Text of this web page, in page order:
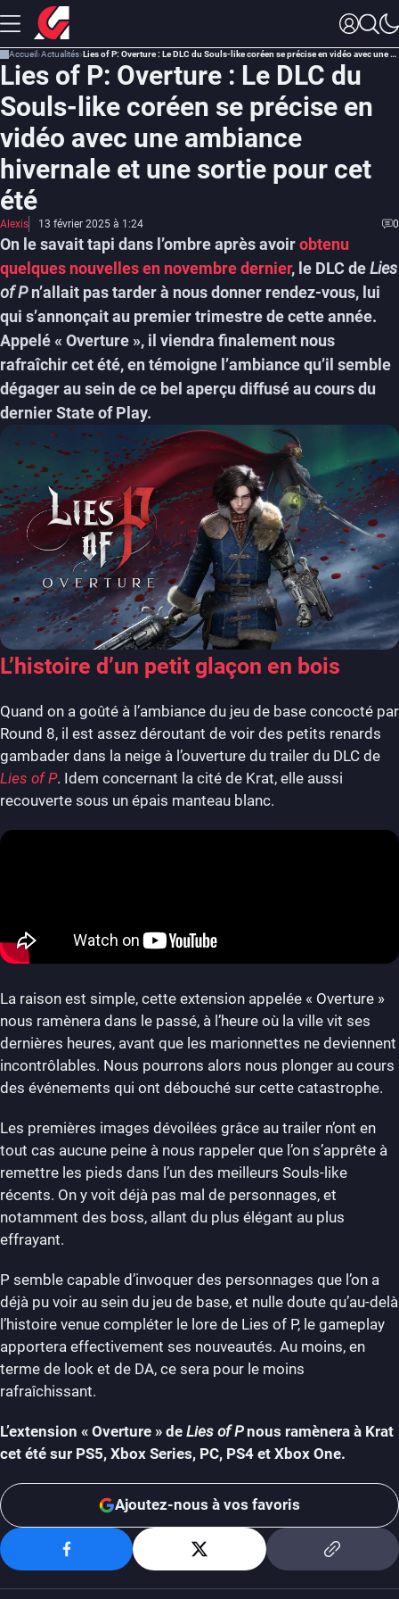
Accueil Actualités Lies of P: Overture : Le DLC du Souls-like coréen se précise en vidéo avec une ambiance hivernale et une sortie pour cet été
Lies of P: Overture : Le DLC du
Souls-like coréen se précise en
vidéo avec une ambiance
hivernale et une sortie pour cet
été
Alexis 13 février 2025 à 1:24 0
On le savait tapi dans l’ombre après avoirobtenu
quelques nouvelles en novembre dernier, le DLC deLies
of Pn’allait pas tarder à nous donner rendez-vous, lui
qui s’annonçait au premier trimestre de cette année.
Appelé « Overture », il viendra finalement nous
rafraîchir cet été, en témoigne l’ambiance qu’il semble
dégager au sein de ce bel aperçu diffusé au cours du
dernier State of Play.
L’histoire d’un petit glaçon en bois
Quand on a goûté à l’ambiance du jeu de base concocté par
Round 8, il est assez déroutant de voir des petits renards
gambader dans la neige à l’ouverture du trailer du DLC de
Lies of P. Idem concernant la cité de Krat, elle aussi
recouverte sous un épais manteau blanc.
La raison est simple, cette extension appelée « Overture »
nous ramènera dans le passé, à l’heure où la ville vit ses
dernières heures, avant que les marionnettes ne deviennent
incontrôlables. Nous pourrons alors nous plonger au cours
des événements qui ont débouché sur cette catastrophe.
Les premières images dévoilées grâce au trailer n’ont en
tout cas aucune peine à nous rappeler que l’on s’apprête à
remettre les pieds dans l’un des meilleurs Souls-like
récents. On y voit déjà pas mal de personnages, et
notamment des boss, allant du plus élégant au plus
effrayant.
P semble capable d’invoquer des personnages que l’on a
déjà pu voir au sein du jeu de base, et nulle doute qu’au-delà
l’histoire venue compléter le lore de Lies of P, le gameplay
apportera effectivement ses nouveautés. Au moins, en
terme de look et de DA, ce sera pour le moins
rafraîchissant.
L’extension « Overture » de Lies of Pnous ramènera à Krat
cet été sur PS5, Xbox Series, PC, PS4 et Xbox One.
Ajoutez-nous à vos favoris